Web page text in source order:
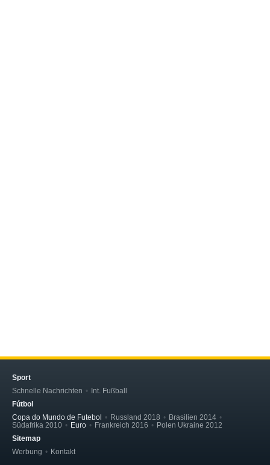
Sport
Schnelle Nachrichten
Int. Fußball
Fútbol
Copa do Mundo de Futebol
Russland 2018
Brasilien 2014
Südafrika 2010
Euro Frankreich 2016
Polen Ukraine 2012
Sitemap
Werbung
Kontakt